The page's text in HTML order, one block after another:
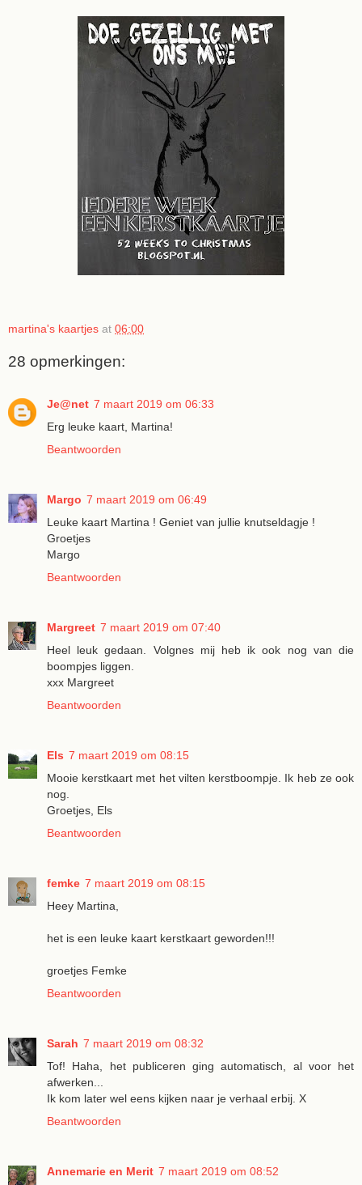
martina's kaartjes at 06:00
28 opmerkingen:
Je@net 7 maart 2019 om 06:33
Erg leuke kaart, Martina!
Beantwoorden
Margo 7 maart 2019 om 06:49
Leuke kaart Martina ! Geniet van jullie knutseldagje !
Groetjes
Margo
Beantwoorden
Margreet 7 maart 2019 om 07:40
Heel leuk gedaan. Volgnes mij heb ik ook nog van die
boompjes liggen.
xxx Margreet
Beantwoorden
Els 7 maart 2019 om 08:15
Mooie kerstkaart met het vilten kerstboompje. Ik heb ze ook
nog.
Groetjes, Els
Beantwoorden
femke 7 maart 2019 om 08:15
Heey Martina,
het is een leuke kaart kerstkaart geworden!!!
groetjes Femke
Beantwoorden
Sarah 7 maart 2019 om 08:32
Tof! Haha, het publiceren ging automatisch, al voor het
afwerken...
Ik kom later wel eens kijken naar je verhaal erbij. X
Beantwoorden
Annemarie en Merit 7 maart 2019 om 08:52